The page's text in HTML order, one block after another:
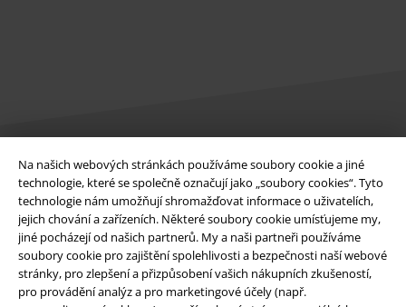
Na našich webových stránkách používáme soubory cookie a jiné
technologie, které se společně označují jako „soubory cookies“. Tyto
technologie nám umožňují shromažďovat informace o uživatelích,
jejich chování a zařízeních. Některé soubory cookie umísťujeme my,
jiné pocházejí od našich partnerů. My a naši partneři používáme
soubory cookie pro zajištění spolehlivosti a bezpečnosti naší webové
stránky, pro zlepšení a přizpůsobení vašich nákupních zkušeností,
pro provádění analýz a pro marketingové účely (např.
Právní informace
Podmínky
Prohlášení
Ochrana osobních údajů